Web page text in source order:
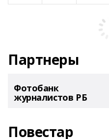
Партнеры
Фотобанк
журналистов РБ
Повестар